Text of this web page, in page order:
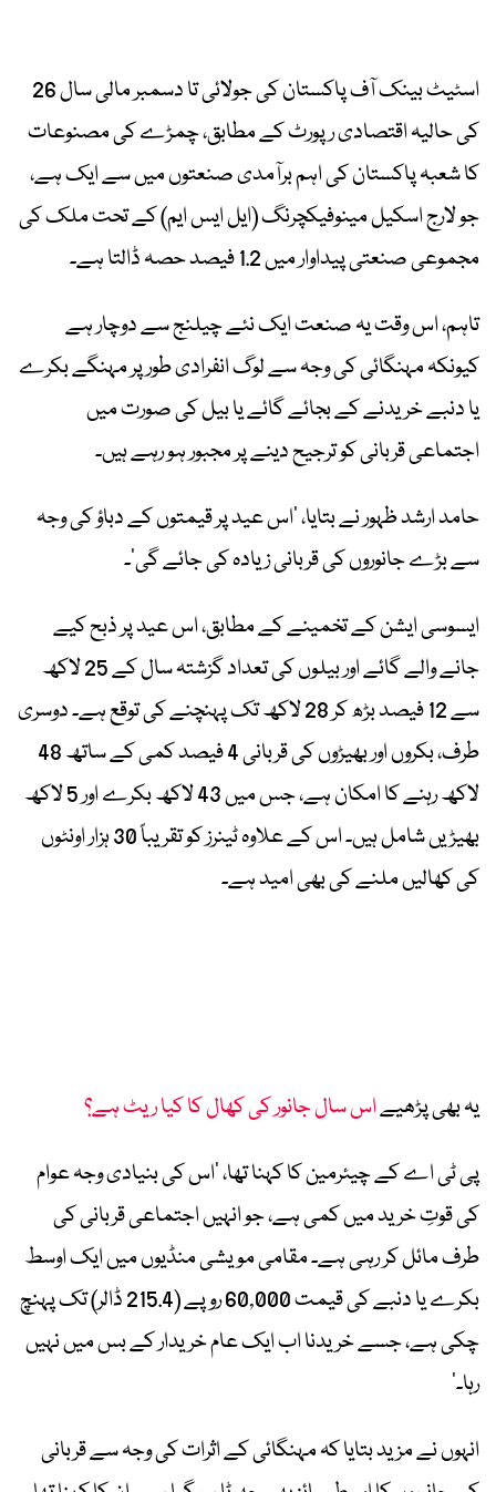
اسٹیٹ بینک آف پاکستان کی جولائی تا دسمبر مالی سال 26
کی حالیہ اقتصادی رپورٹ کے مطابق، چمڑے کی مصنوعات
کا شعبہ پاکستان کی اہم برآمدی صنعتوں میں سے ایک ہے،
جو لارج اسکیل مینوفیکچرنگ (ایل ایس ایم) کے تحت ملک کی
مجموعی صنعتی پیداوار میں 1.2 فیصد حصہ ڈالتا ہے۔
تاہم، اس وقت یہ صنعت ایک نئے چیلنج سے دوچار ہے
کیونکہ مہنگائی کی وجہ سے لوگ انفرادی طور پر مہنگے بکرے
یا دنبے خریدنے کے بجائے گائے یا بیل کی صورت میں
اجتماعی قربانی کو ترجیح دینے پر مجبور ہو رہے ہیں۔
حامد ارشد ظہور نے بتایا، ’اس عید پر قیمتوں کے دباؤ کی وجہ
سے بڑے جانوروں کی قربانی زیادہ کی جائے گی‘۔
ایسوسی ایشن کے تخمینے کے مطابق، اس عید پر ذبح کیے
جانے والے گائے اور بیلوں کی تعداد گزشتہ سال کے 25 لاکھ
سے 12 فیصد بڑھ کر 28 لاکھ تک پہنچنے کی توقع ہے۔ دوسری
طرف، بکروں اور بھیڑوں کی قربانی 4 فیصد کمی کے ساتھ 48
لاکھ رہنے کا امکان ہے، جس میں 43 لاکھ بکرے اور 5 لاکھ
بھیڑیں شامل ہیں۔ اس کے علاوہ ٹینرز کو تقریباً 30 ہزار اونٹوں
کی کھالیں ملنے کی بھی امید ہے۔
یہ بھی پڑھیےاس سال جانور کی کھال کا کیا ریٹ ہے؟
پی ٹی اے کے چیئرمین کا کہنا تھا، ’اس کی بنیادی وجہ عوام
کی قوتِ خرید میں کمی ہے، جو انہیں اجتماعی قربانی کی
طرف مائل کر رہی ہے۔ مقامی مویشی منڈیوں میں ایک اوسط
بکرے یا دنبے کی قیمت 60,000 روپے (215.4 ڈالر) تک پہنچ
چکی ہے، جسے خریدنا اب ایک عام خریدار کے بس میں نہیں
رہا۔‘
انہوں نے مزید بتایا کہ مہنگائی کے اثرات کی وجہ سے قربانی